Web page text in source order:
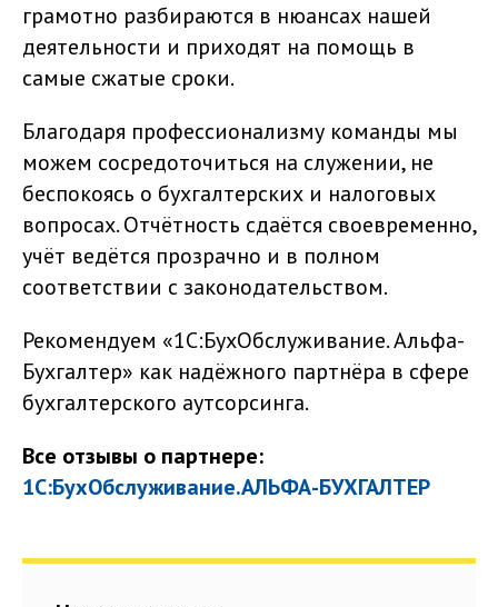
грамотно разбираются в нюансах нашей
деятельности и приходят на помощь в
самые сжатые сроки.
Благодаря профессионализму команды мы
можем сосредоточиться на служении, не
беспокоясь о бухгалтерских и налоговых
вопросах. Отчётность сдаётся своевременно,
учёт ведётся прозрачно и в полном
соответствии с законодательством.
Рекомендуем «1С:БухОбслуживание. Альфа-
Бухгалтер» как надёжного партнёра в сфере
бухгалтерского аутсорсинга.
Все отзывы о партнере:
1С:БухОбслуживание.АЛЬФА-БУХГАЛТЕР